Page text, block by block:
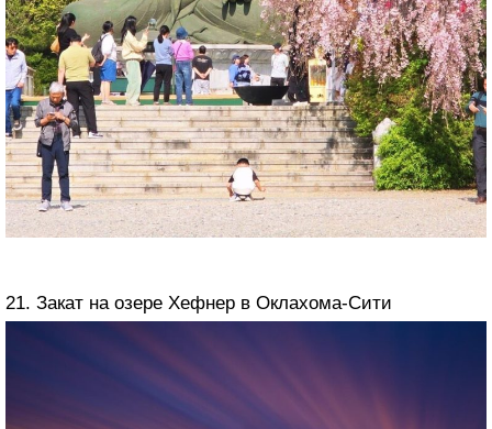
21. Закат на озере Хефнер в Оклахома-Сити